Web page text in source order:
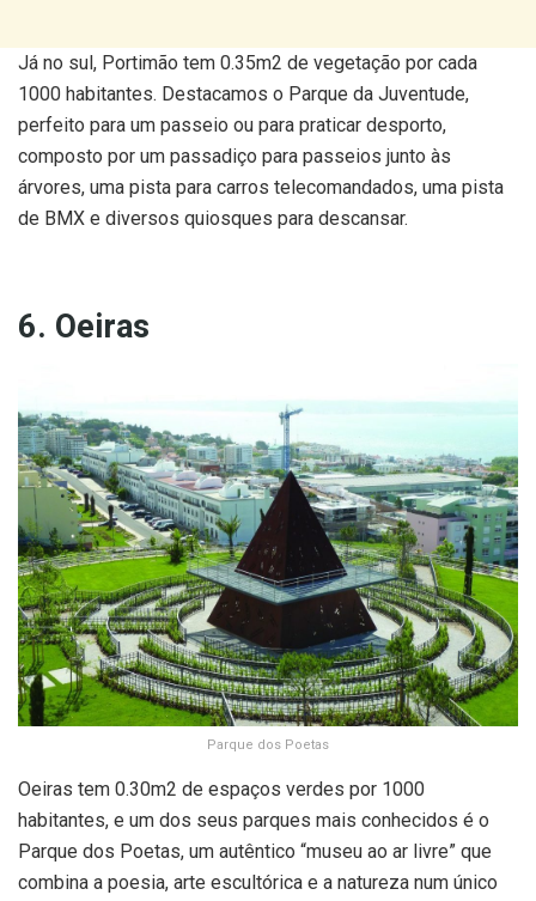
Já no sul, Portimão tem 0.35m2 de vegetação por cada
1000 habitantes. Destacamos o Parque da Juventude,
perfeito para um passeio ou para praticar desporto,
composto por um passadiço para passeios junto às
árvores, uma pista para carros telecomandados, uma pista
de BMX e diversos quiosques para descansar.
6. Oeiras
Parque dos Poetas
Oeiras tem 0.30m2 de espaços verdes por 1000
habitantes, e um dos seus parques mais conhecidos é o
Parque dos Poetas, um autêntico “museu ao ar livre” que
combina a poesia, arte escultórica e a natureza num único